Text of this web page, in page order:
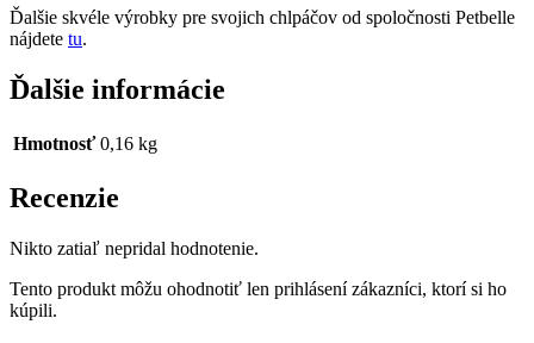
Ďalšie skvéle výrobky pre svojich chlpáčov od spoločnosti Petbelle
nájdete tu.
Ďalšie informácie
Hmotnosť 0,16 kg
Recenzie
Nikto zatiaľ nepridal hodnotenie.
Tento produkt môžu ohodnotiť len prihlásení zákazníci, ktorí si ho
kúpili.